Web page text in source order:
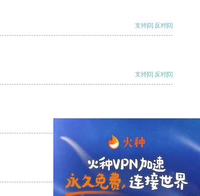
支持[0] 反对[0]
支持[0] 反对[0]
支持 [0] 反对 [0]